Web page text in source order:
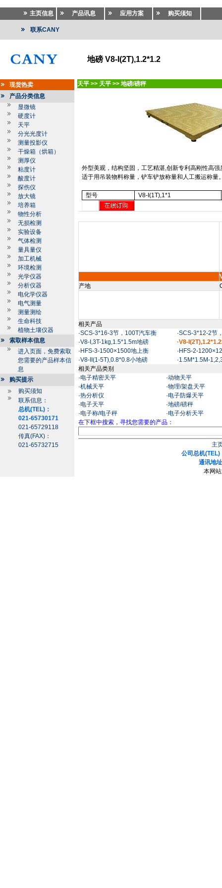
主页信息 产品讯息 应用方案 购买须知
联系CANY
地磅 V8-I(2T),1.2*1.2
现货热卖
产品分类信息
显微镜
硬度计
天平
分光光度计
测量投影仪
干燥箱（烘箱）
测厚仪
粘度计
酸度计
探伤仪
放大镜
培养箱
物性分析
无损检测
实验设备
气体检测
量具量仪
加工机械
环境检测
光学仪器
分析仪器
电化学仪器
电气测量
测量测绘
生命科技
植物土壤仪器
索取样本信息
进入页面，免费索取
您需要的产品样本信
息
购买提示
购买须知
联系信息：
总机(TEL)：
021-65730171
021-65729118
传真(FAX)：
021-65732715
天平 >> 天平 >> 地磅/磅秤
外型美观，结构坚固，工艺精湛,创新专利高刚性高
适于用吊装物料称量，铲车铲放称量和人工搬运称
型号 V8-I(1T),1*1
产地
相关产品
·SCS-3*16-3节，100T汽车衡 ·SCS-3*12-2节
·V8-I,3T-1kg,1.5*1.5m地磅
·V8-
· HFS-3-1500×1500地上衡 · HFS-2-
·V8-II(1-5T),0.8*0.8小地磅 ·1.5M*1.5M-
相关产品类别
·电子精密天平 ·动物天平
·机械天平 ·物理/架盘天平
·热分析仪 ·电子防爆天平
·电子天平 ·地磅/磅秤
·电子称/电子秤 ·电子分析天平
在下框中搜索，寻找您需要的产品：
主
公司总机
通讯地
本网